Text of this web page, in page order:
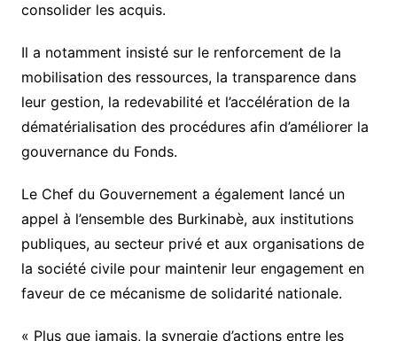
consolider les acquis.
Il a notamment insisté sur le renforcement de la
mobilisation des ressources, la transparence dans
leur gestion, la redevabilité et l’accélération de la
dématérialisation des procédures afin d’améliorer la
gouvernance du Fonds.
Le Chef du Gouvernement a également lancé un
appel à l’ensemble des Burkinabè, aux institutions
publiques, au secteur privé et aux organisations de
la société civile pour maintenir leur engagement en
faveur de ce mécanisme de solidarité nationale.
« Plus que jamais, la synergie d’actions entre les